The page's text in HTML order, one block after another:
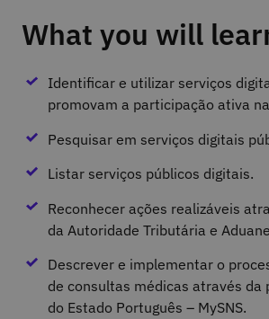
What you will
Identificar e utilizar serviços
promovam a participação ativa
Pesquisar em serviços digitais
Listar serviços públicos digitais.
Reconhecer ações realizáveis
da Autoridade Tributária e
Descrever e implementar o
de consultas médicas através da
do Estado Português – MySNS.